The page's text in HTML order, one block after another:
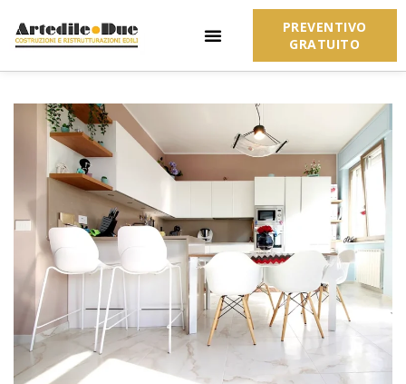
PREVENTIVO
GRATUITO